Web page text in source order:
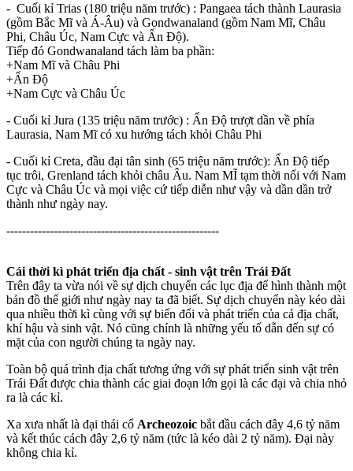
- Cuối kỉ Trias (180 triệu năm trước) : Pangaea tách thành Laurasia
(gồm Bắc Mĩ và Á-Âu) và Gondwanaland (gồm Nam Mĩ, Châu
Phi, Châu Úc, Nam Cực và Ấn Độ).
Tiếp đó Gondwanaland tách làm ba phần:
+Nam Mĩ và Châu Phi
+Ấn Độ
+Nam Cực và Châu Úc
- Cuối kỉ Jura (135 triệu năm trước) : Ấn Độ trượt dần về phía
Laurasia, Nam Mĩ có xu hướng tách khỏi Châu Phi
- Cuối kỉ Creta, đầu đại tân sinh (65 triệu năm trước): Ấn Độ tiếp
tục trôi, Grenland tách khỏi châu Âu. Nam MĨ tạm thời nối với Nam
Cực và Châu Úc và mọi việc cứ tiếp diễn như vậy và dần dần trở
thành như ngày nay.
------------------------------------------------------
Cái thời kì phát triển địa chất - sinh vật trên Trái Đất
Trên đây ta vừa nói về sự dịch chuyển các lục địa để hình thành một
bản đồ thế giới như ngày nay ta đã biết. Sự dịch chuyển này kéo dài
qua nhiều thời kì cùng với sự biến đổi và phát triển của cả địa chất,
khí hậu và sinh vật. Nó cũng chính là những yếu tố dẫn đến sự có
mặt của con người chúng ta ngày nay.
Toàn bộ quá trình địa chất tương ứng với sự phát triển sinh vật trên
Trái Đất được chia thành các giai đoạn lớn gọi là các đại và chia nhỏ
ra là các kỉ.
Xa xưa nhất là đại thái cổ Archeozoic bắt đầu cách đây 4,6 tỷ năm
và kết thúc cách đây 2,6 tỷ năm (tức là kéo dài 2 tỷ năm). Đại này
không chia kỉ.